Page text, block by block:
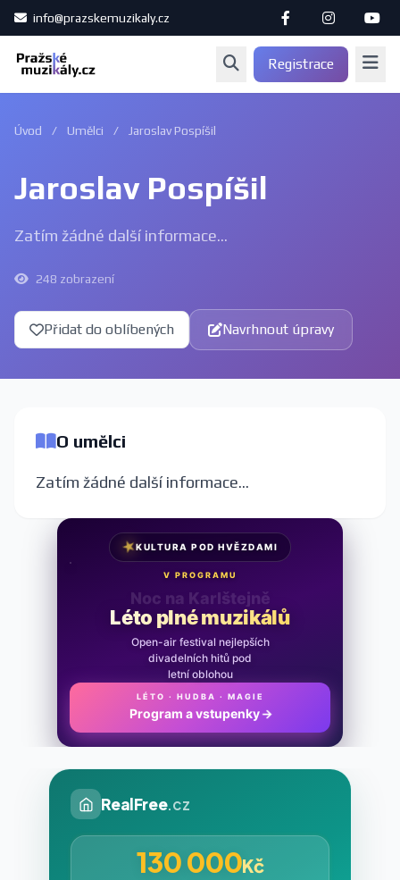
info@prazskemuzikaly.cz
Registrace
Úvod / Umělci / Jaroslav Pospíšil
Jaroslav Pospíšil
Zatím žádné další informace...
248 zobrazení
Přidat do oblíbených Navrhnout úpravy
O umělci
Zatím žádné další informace...
★KULTURA POD HVĚZDAMI
V PROGRAMU
Noc na Karlštejně
Léto plné muzikálů
Open-air festival nejlepších
divadelních hitů pod
letní oblohou
LÉTO · HUDBA · MAGIE
Program a vstupenky→
RealFree.cz
130 000Kč